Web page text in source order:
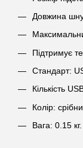
Довжина
Підтримує
Стандарт:
Кількість
Колір:
Вага: 0.15 кг.